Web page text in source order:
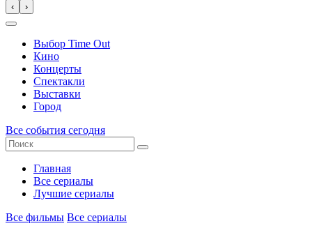
‹ ›
Выбор Time Out
Кино
Концерты
Спектакли
Выставки
Город
Все события сегодня
Главная
Все сериалы
Лучшие сериалы
Все фильмы Все сериалы